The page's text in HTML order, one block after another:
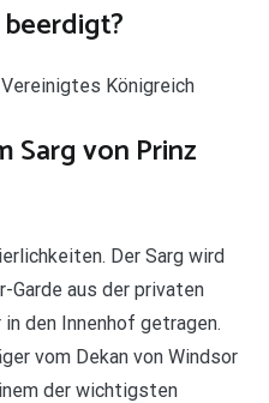
Vereinigtes Königreich
Sarg von Prinz
Der Sarg wird
Garde aus der privaten
den Innenhof getragen.
vom Dekan von Windsor
der wichtigsten